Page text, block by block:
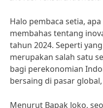
Halo pembaca setia,
membahas tentang
tahun 2024. Seperti
merupakan salah satu
bagi perekonomian
bersaing di pasar
Menurut Bapak Joko,